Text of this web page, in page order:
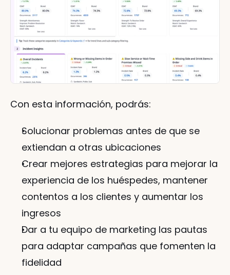
Con esta información, podrás:
Solucionar problemas antes de que se
extiendan a otras ubicaciones
Crear mejores estrategias para mejorar la
experiencia de los huéspedes, mantener
contentos a los clientes y aumentar los
ingresos
Dar a tu equipo de marketing las pautas
para adaptar campañas que fomenten la
fidelidad